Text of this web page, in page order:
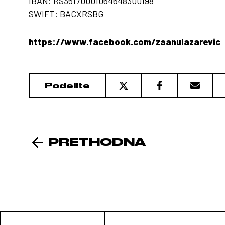
SWIFT: BACXRSBG
https://www.facebook.com/zaanulazarevic
Podelite
PRETHODNA